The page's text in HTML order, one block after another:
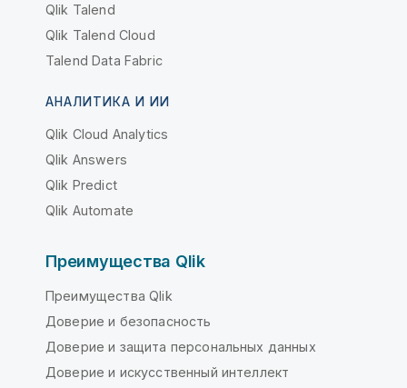
Qlik Talend
Qlik Talend Cloud
Talend Data Fabric
АНАЛИТИКА И ИИ
Qlik Cloud Analytics
Qlik Answers
Qlik Predict
Qlik Automate
Преимущества Qlik
Преимущества Qlik
Доверие и безопасность
Доверие и защита персональных данных
Доверие и искусственный интеллект